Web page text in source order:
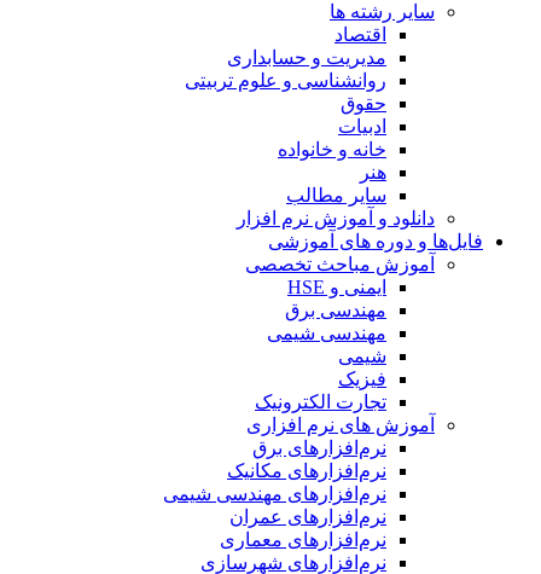
سایر رشته ها
اقتصاد
مدیریت و حسابداری
روانشناسی و علوم تربیتی
حقوق
ادبیات
خانه و خانواده
هنر
سایر مطالب
دانلود و آموزش نرم افزار
فایل‌ها و دوره های آموزشی
آموزش مباحث تخصصی
ایمنی و HSE
مهندسی برق
مهندسی شیمی
شیمی
فیزیک
تجارت الکترونیک
آموزش های نرم افزاری
نرم‌افزارهای برق
نرم‌افزارهای مکانیک
نرم‌افزارهای مهندسی شیمی
نرم‌افزارهای عمران
نرم‌افزارهای معماری
نرم‌افزارهای شهرسازی